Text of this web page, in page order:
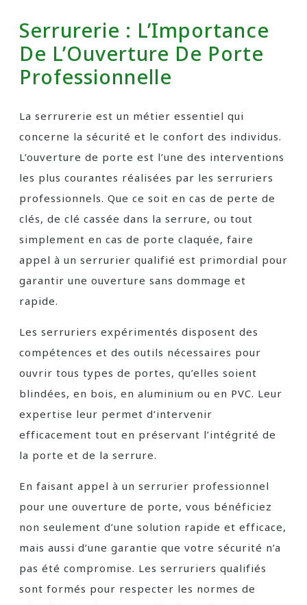
Serrurerie : L’Importance
De L’Ouverture De Porte
Professionnelle
La serrurerie est un métier essentiel qui
concerne la sécurité et le confort des individus.
L’ouverture de porte est l’une des interventions
les plus courantes réalisées par les serruriers
professionnels. Que ce soit en cas de perte de
clés, de clé cassée dans la serrure, ou tout
simplement en cas de porte claquée, faire
appel à un serrurier qualifié est primordial pour
garantir une ouverture sans dommage et
rapide.
Les serruriers expérimentés disposent des
compétences et des outils nécessaires pour
ouvrir tous types de portes, qu’elles soient
blindées, en bois, en aluminium ou en PVC. Leur
expertise leur permet d’intervenir
efficacement tout en préservant l’intégrité de
la porte et de la serrure.
En faisant appel à un serrurier professionnel
pour une ouverture de porte, vous bénéficiez
non seulement d’une solution rapide et efficace,
mais aussi d’une garantie que votre sécurité n’a
pas été compromise. Les serruriers qualifiés
sont formés pour respecter les normes de